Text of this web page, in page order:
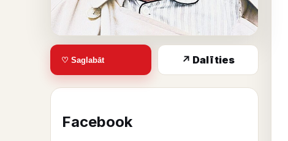
♡ Saglabāt ↗ Dalīties
Facebook